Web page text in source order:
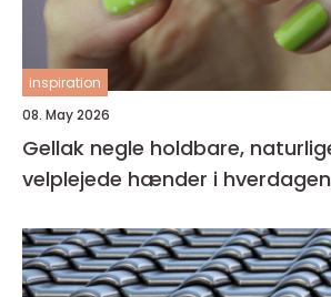
inspiration
08. May 2026
Gellak negle holdbare, naturlige og
velplejede hænder i hverdagen